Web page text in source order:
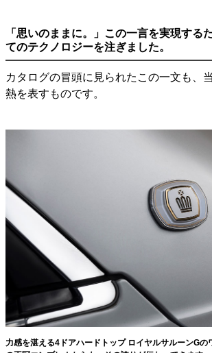
「思いのままに。」この一言を実現する
てのテクノロジーを注ぎました。
カタログの冒頭に見られたこの一文も、
熱を表すものです。
力感を湛える4ドアハードトップ ロイヤルサルーンGの